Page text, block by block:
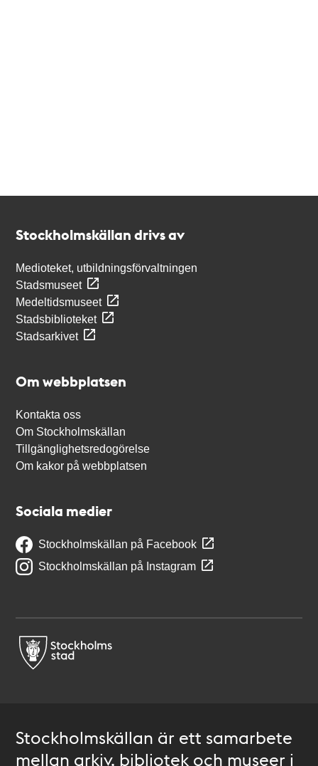
Stockholmskällan drivs av
Medioteket, utbildningsförvaltningen
Stadsmuseet
Medeltidsmuseet
Stadsbiblioteket
Stadsarkivet
Om webbplatsen
Kontakta oss
Om Stockholmskällan
Tillgänglighetsredogörelse
Om kakor på webbplatsen
Sociala medier
Stockholmskällan på Facebook
Stockholmskällan på Instagram
Stockholmskällan är ett samarbete
mellan arkiv, bibliotek och museer i